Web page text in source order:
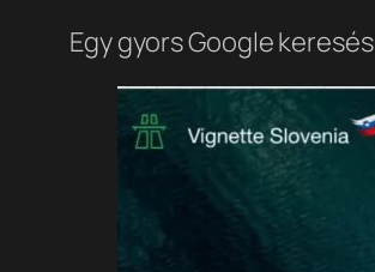
Egy gyors Google